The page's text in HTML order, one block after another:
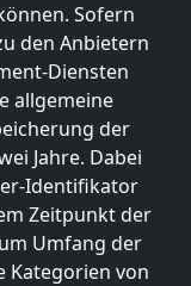
Sofern
den Anbietern
Diensten
allgemeine
der
Jahre. Dabei
Identifikator
Zeitpunkt der
Umfang der
Kategorien von